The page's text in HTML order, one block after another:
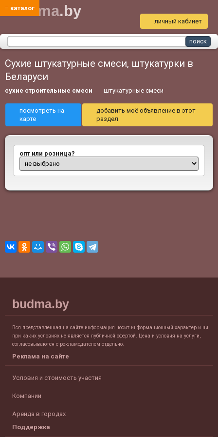
≡ каталог
bud ma.by
личный кабинет
Сухие штукатурные смеси, штукатурки в
Беларуси
сухие строительные смеси штукатурные смеси
посмотреть на
карте
добавить моё объявление в этот
раздел
опт или розница?
budma.by
Вся представленная на сайте информация носит информационный характер и ни
при каких условиях не является публичной офертой. Цена и условия на услуги,
согласовываются с рекламодателем отдельно.
Реклама на сайте
Условия и стоимость участия
Компании
Аренда в городах
Поддержка